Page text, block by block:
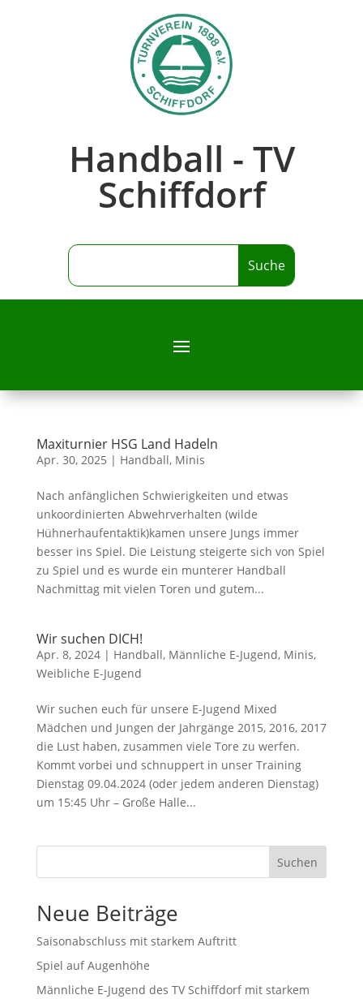
Handball - TV
Schiffdorf
Maxiturnier HSG Land Hadeln
Apr. 30, 2025 | Handball, Minis
Nach anfänglichen Schwierigkeiten und etwas
unkoordinierten Abwehrverhalten (wilde
Hühnerhaufentaktik)kamen unsere Jungs immer
besser ins Spiel. Die Leistung steigerte sich von Spiel
zu Spiel und es wurde ein munterer Handball
Nachmittag mit vielen Toren und gutem...
Wir suchen DICH!
Apr. 8, 2024| Handball, Männliche E-Jugend, Minis,
Weibliche E-Jugend
Wir suchen euch für unsere E-Jugend Mixed
Mädchen und Jungen der Jahrgänge 2015, 2016, 2017
die Lust haben, zusammen viele Tore zu werfen.
Kommt vorbei und schnuppert in unser Training
Dienstag 09.04.2024 (oder jedem anderen Dienstag)
um 15:45 Uhr – Große Halle...
Suchen
Neue Beiträge
Saisonabschluss mit starkem Auftritt
Spiel auf Augenhöhe
Männliche E-Jugend des TV Schiffdorf mit starkem